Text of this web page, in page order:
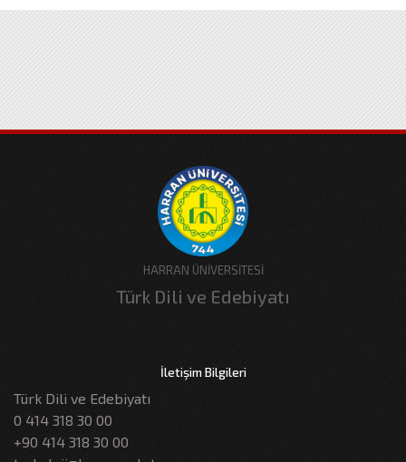
HARRAN ÜNİVERSİTESİ
Türk Dili ve Edebiyatı
İletişim Bilgileri
Türk Dili ve Edebiyatı
0 414 318 30 00
+90 414 318 30 00